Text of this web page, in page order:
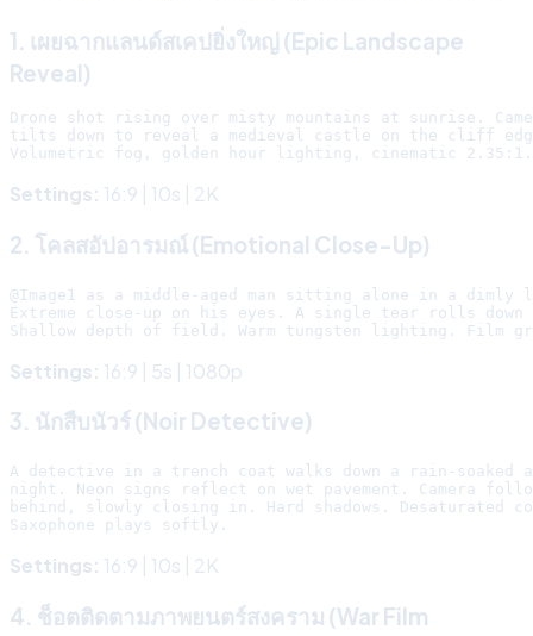
1. เผยฉากแลนด์สเคปยิ่งใหญ่ (Epic Landscape
Reveal)
Drone shot rising over misty mountains at sunrise.
tilts down to reveal a medieval castle on the cliff
Settings: 16:9 | 10s | 2K
2. โคลสอัปอารมณ์ (Emotional Close-Up)
@Image1 as a middle-aged man sitting alone in a
Extreme close-up on his eyes. A single tear rolls down
Settings: 16:9 | 5s | 1080p
3. นักสืบนัวร์ (Noir Detective)
A detective in a trench coat walks down a rain-soaked
night. Neon signs reflect on wet pavement. Camera
behind, slowly closing in. Hard shadows. Desaturated
Settings: 16:9 | 10s | 2K
4. ช็อตติดตามภาพยนตร์สงคราม (War Film